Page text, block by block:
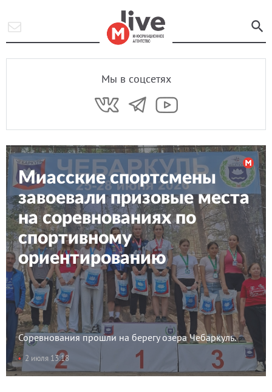
Мы в соцсетях
Миасские спортсмены
завоевали призовые места
на соревнованиях по
спортивному
ориентированию
Соревнования прошли на берегу озера Чебаркуль.
2 июля 13:18